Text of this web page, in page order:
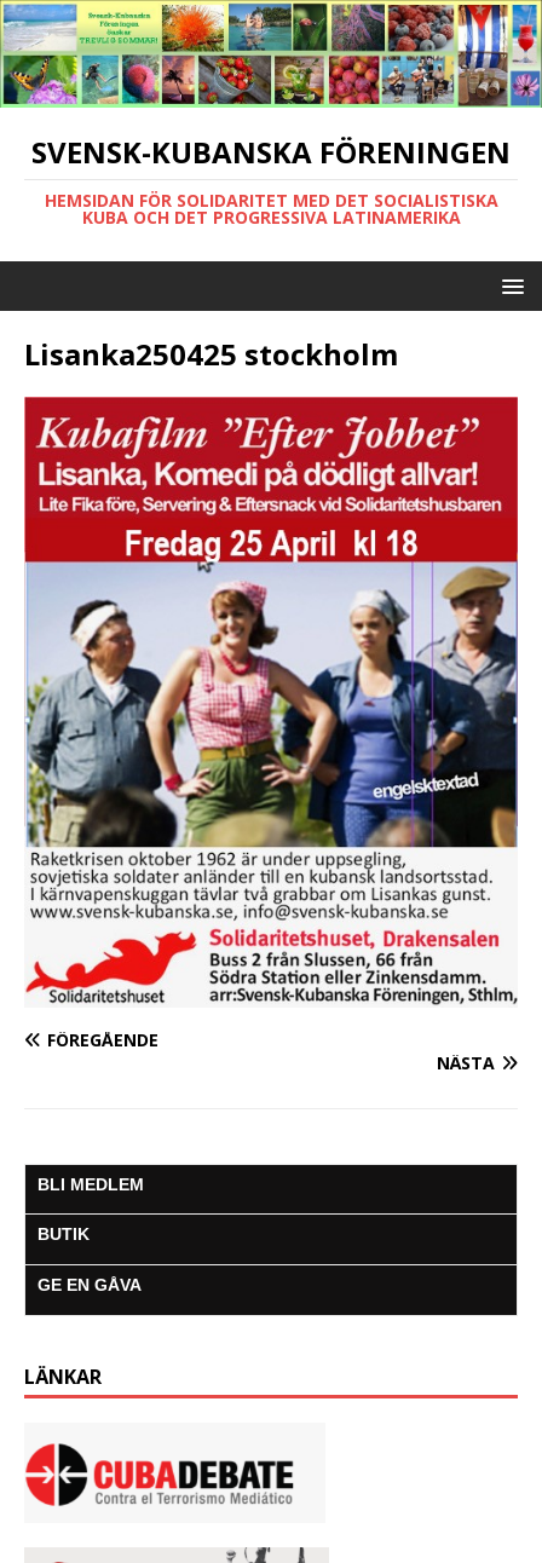
SVENSK-KUBANSKA FÖRENINGEN
HEMSIDAN FÖR SOLIDARITET MED DET SOCIALISTISKA
KUBA OCH DET PROGRESSIVA LATINAMERIKA
Lisanka250425 stockholm
FÖREGÅENDE
NÄSTA
BLI MEDLEM
BUTIK
GE EN GÅVA
LÄNKAR